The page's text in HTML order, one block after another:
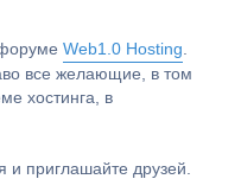
Web1.0 Hosting.
все желающие, в том
хостинга, в
и приглашайте друзей.